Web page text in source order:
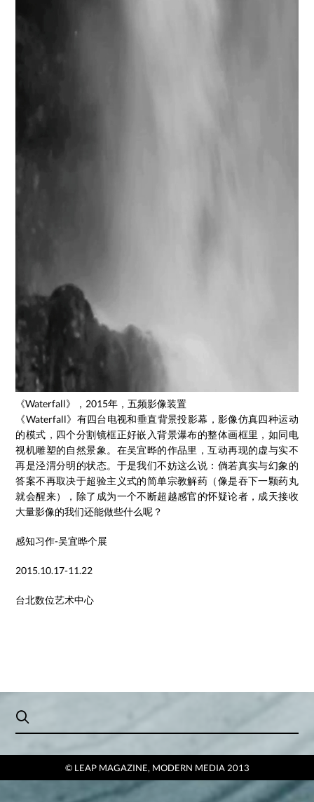
《Waterfall》，2015年，五频影像装置
《Waterfall》有四台电视和垂直背景投影幕，影像仿真四种运动
的模式，四个分割镜框正好嵌入背景瀑布的整体画框里，如同电
视机雕塑的自然景象。在吴宜晔的作品里，互动再现的虚与实不
再是泾渭分明的状态。于是我们不妨这么说：倘若真实与幻象的
答案不再取决于超验主义式的简单宗教解药（像是吞下一颗药丸
就会醒来），除了成为一个不断超越感官的怀疑论者，成天接收
大量影像的我们还能做些什么呢？
感知习作-吴宜晔个展
2015.10.17-11.22
台北数位艺术中心
© LEAP MAGAZINE, MODERN MEDIA 2013